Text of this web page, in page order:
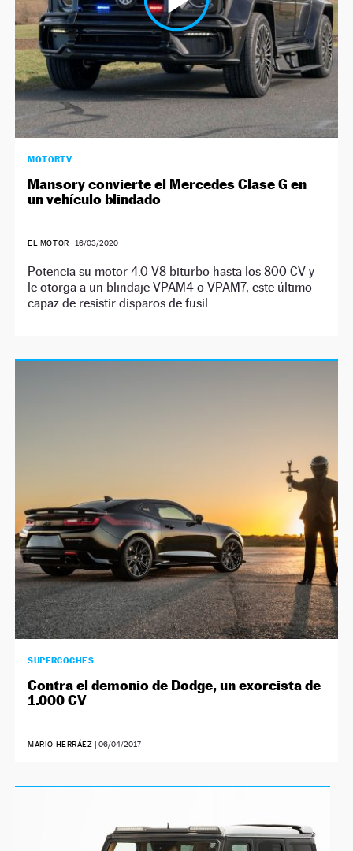
MOTORTV
Mansory convierte el Mercedes Clase G en
un vehículo blindado
EL MOTOR | 16/03/2020
Potencia su motor 4.0 V8 biturbo hasta los 800 CV y
le otorga a un blindaje VPAM4 o VPAM7, este último
capaz de resistir disparos de fusil.
SUPERCOCHES
Contra el demonio de Dodge, un exorcista de
1.000 CV
MARIO HERRÁEZ | 06/04/2017